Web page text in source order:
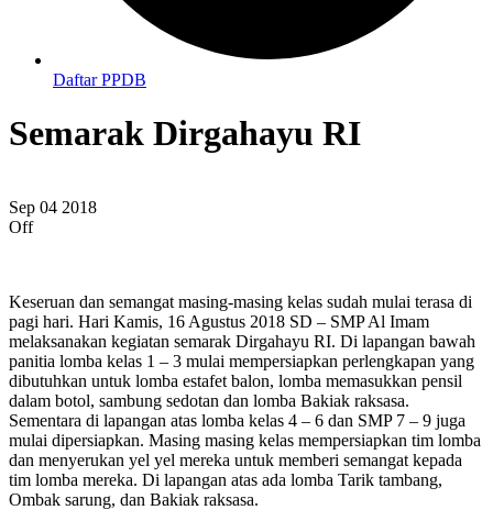
Daftar PPDB
Semarak Dirgahayu RI
Sep 04 2018
Off
Keseruan dan semangat masing-masing kelas sudah mulai terasa di
pagi hari. Hari Kamis, 16 Agustus 2018 SD – SMP Al Imam
melaksanakan kegiatan semarak Dirgahayu RI. Di lapangan bawah
panitia lomba kelas 1 – 3 mulai mempersiapkan perlengkapan yang
dibutuhkan untuk lomba estafet balon, lomba memasukkan pensil
dalam botol, sambung sedotan dan lomba Bakiak raksasa.
Sementara di lapangan atas lomba kelas 4 – 6 dan SMP 7 – 9 juga
mulai dipersiapkan. Masing masing kelas mempersiapkan tim lomba
dan menyerukan yel yel mereka untuk memberi semangat kepada
tim lomba mereka. Di lapangan atas ada lomba Tarik tambang,
Ombak sarung, dan Bakiak raksasa.